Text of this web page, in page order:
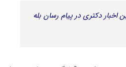
اخبار دکتری در پیام رسان بله